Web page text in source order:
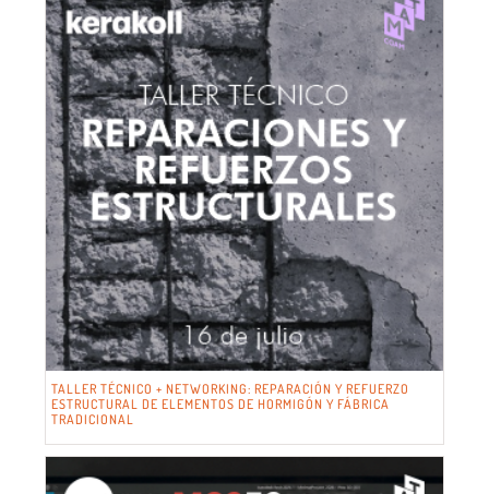
TALLER TÉCNICO + NETWORKING: REPARACIÓN Y REFUERZO
ESTRUCTURAL DE ELEMENTOS DE HORMIGÓN Y FÁBRICA
TRADICIONAL